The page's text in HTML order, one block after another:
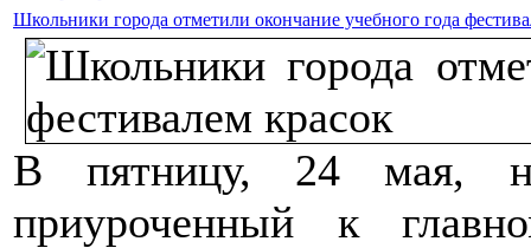
Школьники города отметили окончание учебного года
В пятницу, 24 мая,
приуроченный к